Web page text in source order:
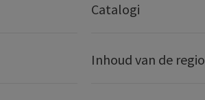
Catalogi
Inhoud van de regio